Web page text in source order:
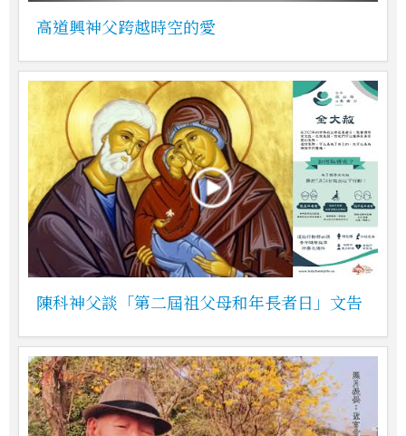
高道興神父跨越時空的愛
陳科神父談「第二屆祖父母和年長者日」文告